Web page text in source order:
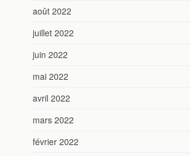
août 2022
juillet 2022
juin 2022
mai 2022
avril 2022
mars 2022
février 2022